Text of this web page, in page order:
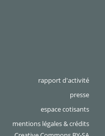
rapport d'activité
presse
espace cotisants
mentions légales & crédits